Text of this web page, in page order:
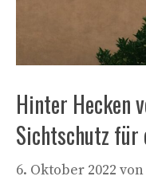
Hinter Hecken
Sichtschutz für
6. Oktober 2022 von